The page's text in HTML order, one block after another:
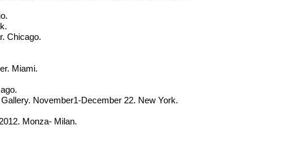
Chicago.
Miami.
November1-December 22. New York.
Monza- Milan.